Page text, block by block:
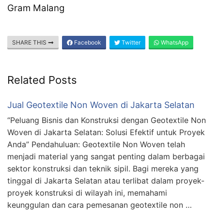
Gram Malang
SHARE THIS Facebook Twitter WhatsApp
Related Posts
Jual Geotextile Non Woven di Jakarta Selatan
“Peluang Bisnis dan Konstruksi dengan Geotextile Non
Woven di Jakarta Selatan: Solusi Efektif untuk Proyek
Anda” Pendahuluan: Geotextile Non Woven telah
menjadi material yang sangat penting dalam berbagai
sektor konstruksi dan teknik sipil. Bagi mereka yang
tinggal di Jakarta Selatan atau terlibat dalam proyek-
proyek konstruksi di wilayah ini, memahami
keunggulan dan cara pemesanan geotextile non …